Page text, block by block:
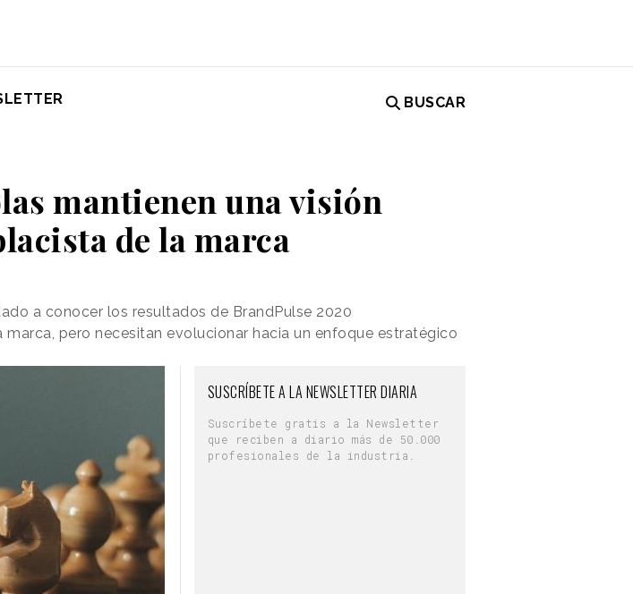
BUSCAR
mantienen una visión
de la marca
a conocer los resultados de BrandPulse 2020
pero necesitan evolucionar hacia un enfoque estratégico
SUSCRÍBETE A LA NEWSLETTER DIARIA
Suscríbete gratis a la Newsletter
que reciben a diario más de 50.000
profesionales de la industria.